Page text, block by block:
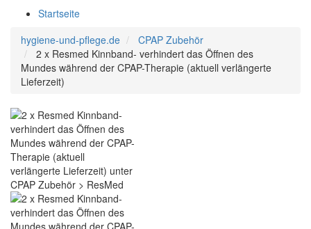
Startseite
hygiene-und-pflege.de
CPAP Zubehör
2 x Resmed Kinnband- verhindert das Öffnen des
Mundes während der CPAP-Therapie (aktuell verlängerte
Lieferzeit)